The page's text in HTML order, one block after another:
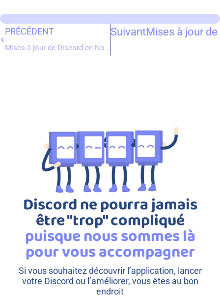
PRÉCÉDENT
Mises à jour de Discord en Novembre 2025 : rétrospective, paramètres en pop-up & plus !
SuivantMises à jour
Discord ne pourra jamais
être "trop" compliqué
puisque nous sommes là
pour vous accompagner
Si vous souhaitez découvrir l’application, lancer
votre Discord ou l’améliorer, vous êtes au bon
endroit